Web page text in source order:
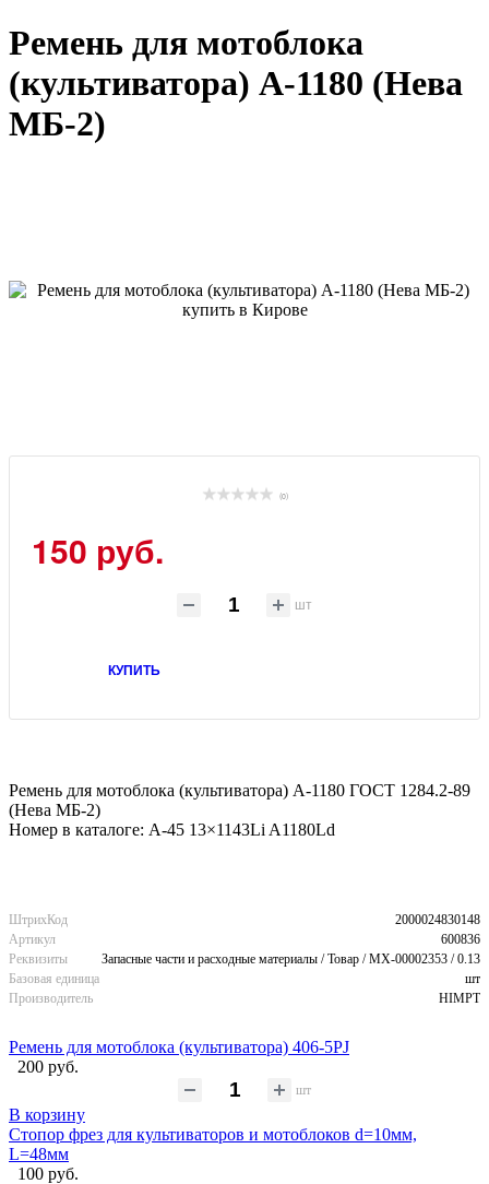
Ремень для мотоблока
(культиватора) А-1180 (Нева
МБ-2)
(0)
150 руб.
шт
КУПИТЬ
Ремень для мотоблока (культиватора) А-1180 ГОСТ 1284.2-89
(Нева МБ-2)
Номер в каталоге: А-45 13×1143Li A1180Ld
ШтрихКод
2000024830148
Артикул
600836
Реквизиты
Запасные части и расходные материалы / Товар / MX-00002353 / 0.13
Базовая единица
шт
Производитель
HIMPT
Ремень для мотоблока (культиватора) 406-5PJ
200 руб.
шт
В корзину
Стопор фрез для культиваторов и мотоблоков d=10мм,
L=48мм
100 руб.